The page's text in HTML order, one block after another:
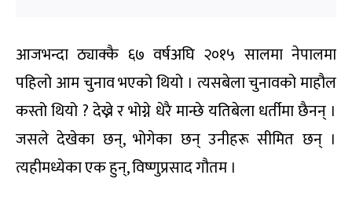
आजभन्दा ठ्याक्कै ६७ वर्षअघि २०१५ सालमा नेपालमा
पहिलो आम चुनाव भएको थियो । त्यसबेला चुनावको माहौल
कस्तो थियो ? देख्ने र भोग्ने धेरै मान्छे यतिबेला धर्तीमा छैनन् ।
जसले देखेका छन्, भोगेका छन् उनीहरू सीमित छन् ।
त्यहीमध्येका एक हुन्, विष्णुप्रसाद गौतम ।